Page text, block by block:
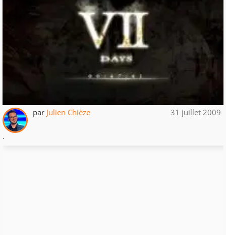
par Julien Chièze 31 juillet 2009
.